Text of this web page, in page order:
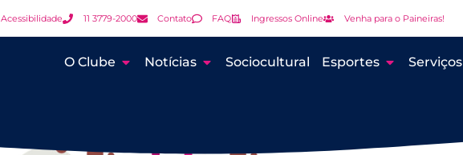
Acessibilidade 11 3779-2000 Contato FAQ Ingressos Online Venha para o Paineiras!
O Clube Notícias Sociocultural Esportes Serviços